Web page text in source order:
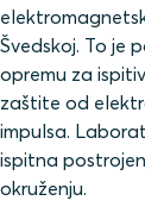
Švedskoj. To je
opremu za
zaštite od
impulsa.
ispitna
okruženju.